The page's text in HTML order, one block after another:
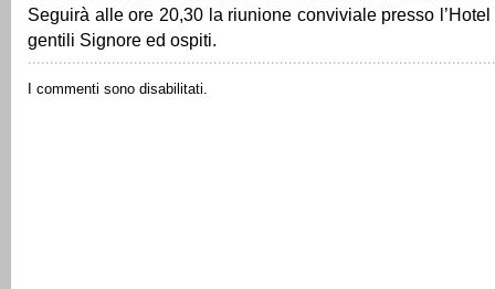
Seguirà alle ore 20,30 la riunione conviviale presso
gentili Signore ed ospiti.
I commenti sono disabilitati.